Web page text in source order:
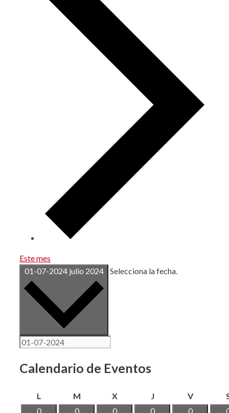
Este mes
01-07-2024 julio 2024 Selecciona la fecha.
Calendario de Eventos
L Mmartes Xmiércoles
Jjueves Vviernes
0
0
0
0
0